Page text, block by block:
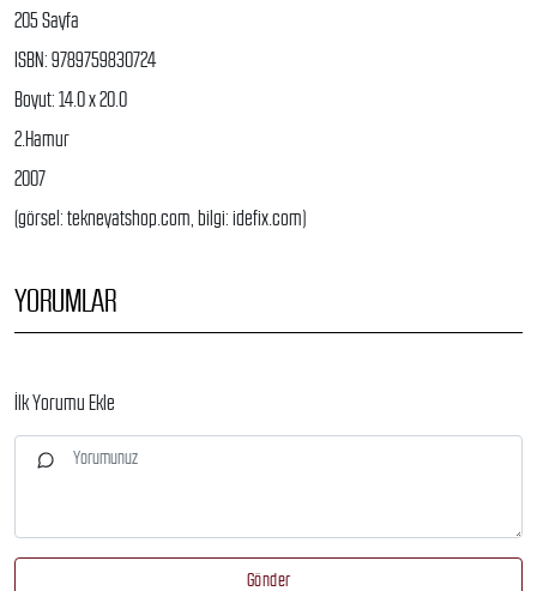
205 Sayfa
ISBN: 9789759830724
Boyut: 14.0 x 20.0
2.Hamur
2007
(görsel: tekneyatshop.com, bilgi: idefix.com)
YORUMLAR
İlk Yorumu Ekle
Gönder